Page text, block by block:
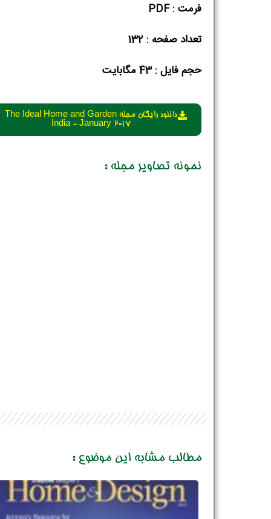
فرمت : PDF
تعداد صفحه : 132
حجم فایل :‌ 43 مگابایت
دانلود رایگان مجله The Ideal Home and Garden
India - January 2017
نمونه تصاویر مجله :
مطالب مشابه این موضوع :